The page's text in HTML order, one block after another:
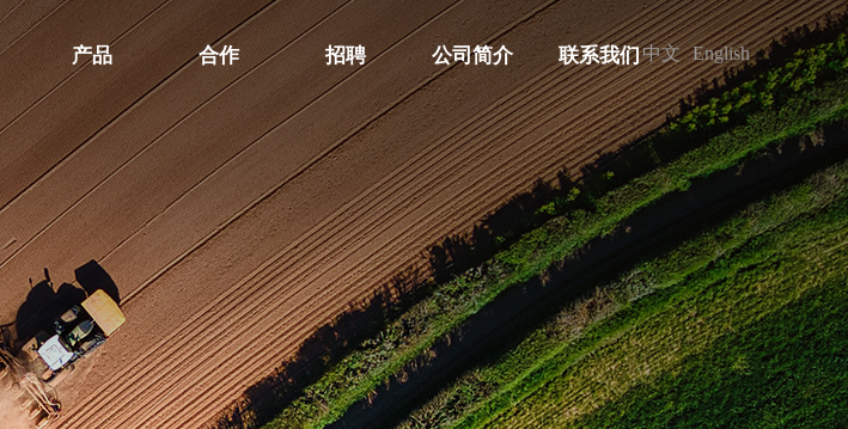
中文 English
产品 合作 招聘 公司简介 联系我们